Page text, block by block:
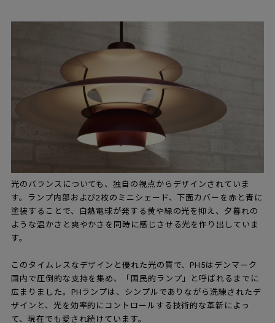
光のバランスについても、独自の視点からデザインされていま
す。ランプ内部および2枚のミニシェード、下面カバーを赤と青に
塗装することで、白熱電球が発する黄や緑の光を抑え、夕暮れの
ような温かさと爽やかさを同時に感じさせる光を作り出していま
す。
このタイムレスなデザインと優れた光の質で、PH5はデンマーク
国内で圧倒的な支持を集め、「国民的ランプ」と呼ばれるまでに
広まりました。PHランプは、シンプルでありながら洗練されたデ
ザインと、光を効率的にコントロールする技術的な革新によっ
て、現在でも愛され続けています。